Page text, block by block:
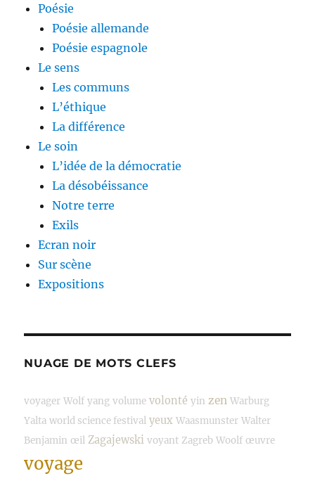
Poésie
Poésie allemande
Poésie espagnole
Le sens
Les communs
L’éthique
La différence
Le soin
L’idée de la démocratie
La désobéissance
Notre terre
Exils
Ecran noir
Sur scène
Expositions
NUAGE DE MOTS CLEFS
voyager Wolf yang volume volonté yin zen Warburg
Yalta world science festival yeux Waasmunster Walter
Benjamin œil Zagajewski voyant Zagreb Woolf œuvre
voyage